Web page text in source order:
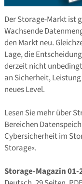
Der Storage-Markt ist
Wachsende
den Markt neu.
Lage, die
derzeit nicht
an Sicherheit,
neues Level.
Lesen Sie mehr über
Bereichen
Cybersicherheit im
Storage«.
Storage-Magazin